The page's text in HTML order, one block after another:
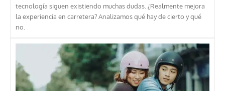
tecnología siguen existiendo muchas dudas. ¿Realmente mejora
la experiencia en carretera? Analizamos qué hay de cierto y qué
no.